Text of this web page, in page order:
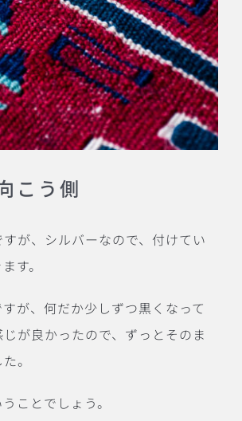
こう側
が、シルバーなので、付けてい
す。
が、何だか少しずつ黒くなって
が良かったので、ずっとそのま
。
ことでしょう。